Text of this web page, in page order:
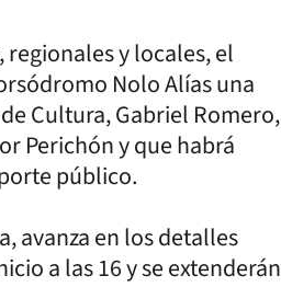
y locales, el
Nolo Alías una
Cultura, Gabriel Romero,
Perichón y que habrá
público.
avanza en los detalles
a las 16 y se extenderán